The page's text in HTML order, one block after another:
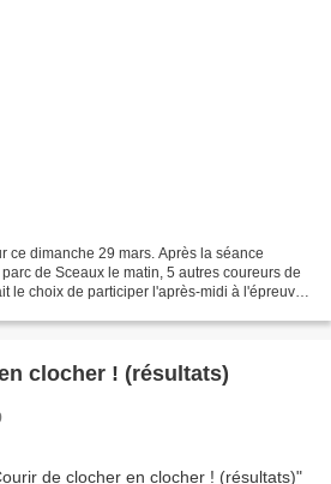
ce dimanche 29 mars. Après la séance
de Sceaux le matin, 5 autres coureurs de
le choix de participer l'après-midi à l'épreuve
clocher ! (résultats)